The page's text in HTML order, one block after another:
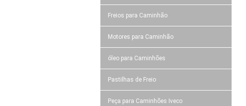
Freios para Caminhão
Motores para Caminhão
óleo para Caminhões
Pastilhas de Freio
Peça para Caminhões Iveco